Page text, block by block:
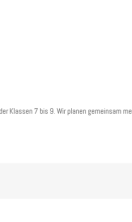
7 bis 9. Wir planen gemeinsam